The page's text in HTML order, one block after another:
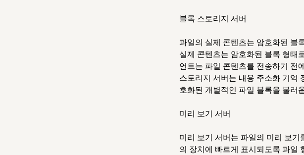
블록 스토리지 서버
파일의 실제 콘텐츠는 암호화된 블
실제 콘텐츠는 암호화된 블록 형태
언트는 파일 콘텐츠를 전송하기 전
스토리지 서버는 내용 주소화 기억
호화된 개별적인 파일 블록을 불러
미리 보기 서버
미리 보기 서버는 파일의 미리 보
의 장치에 빠르게 표시되도록 파일